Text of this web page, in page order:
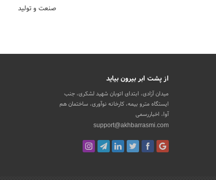
صنعت و تولید
از پشت ابر بیرون بیاید
میدان آزادی، ابتدای اتوبان شهید لشکری، جنب
ایستگاه مترو بیمه، کارخانه نوآوری، ساختمان هم
آوا، اخباررسمی
support@akhbarrasmi.com